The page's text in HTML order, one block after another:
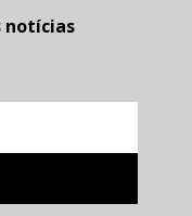
notícias